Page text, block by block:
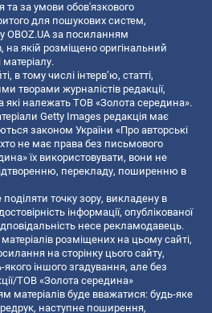
та за умови обов'язкового
для пошукових систем,
OBOZ.UA за посиланням
, на якій розміщено оригінальний
в тому числі інтерв’ю, статті,
творами журналістів редакції,
які належать ТОВ «Золота середина».
Getty Images редакція має
законом України «Про авторські
не має права без письмового
їх використовувати, вони не
перекладу, поширенню в
точку зору, викладену в
інформації, опублікованої
несе рекламодавець.
розміщених на цьому сайті,
на сторінку цього сайту,
якого іншого згадування, але без
ТОВ «Золота середина»
матеріалів буде вважатися: будь-яке
наступне поширення,